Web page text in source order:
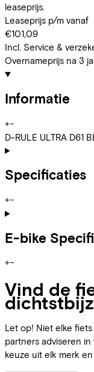
leaseprijs.
Leaseprijs p/m vanaf
€101,09
Incl. Service &
Overnameprijs na 3
Informatie
+−
D-RULE ULTRA D61
Specificaties
+−
E-bike
+−
Vind de
Let op! Niet elke
partners adviseren
keuze uit elk merk